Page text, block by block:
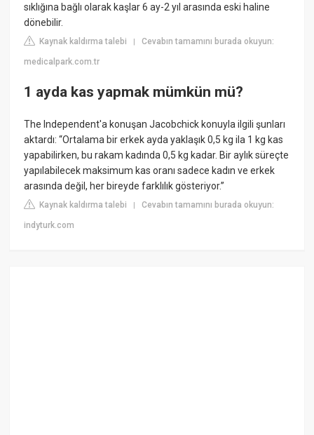
sıklığına bağlı olarak kaşlar 6 ay-2 yıl arasında eski haline
dönebilir.
Kaynak kaldırma talebi |Cevabın tamamını burada okuyun:
medicalpark.com.tr
1 ayda kas yapmak mümkün mü?
The Independent'a konuşan Jacobchick konuyla ilgili şunları
aktardı: “Ortalama bir erkek ayda yaklaşık 0,5 kg ila 1 kg kas
yapabilirken, bu rakam kadında 0,5 kg kadar. Bir aylık süreçte
yapılabilecek maksimum kas oranı sadece kadın ve erkek
arasında değil, her bireyde farklılık gösteriyor.”
Kaynak kaldırma talebi |Cevabın tamamını burada okuyun:
indyturk.com